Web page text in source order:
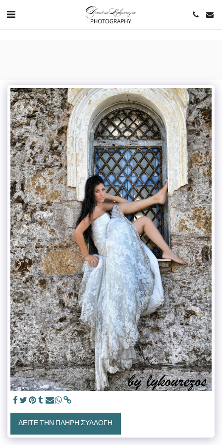
https://www.youtube.com/channel/UCNlqkSfR-Bi1SAAf6cDlUaQ
ΔΕΊΤΕ ΤΗΝ ΠΛΉΡΗ ΣΥΛΛΟΓΉ